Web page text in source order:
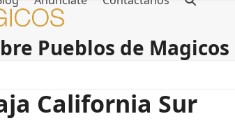
Pueblos de
California Sur